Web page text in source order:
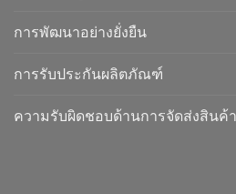
การพัฒนาอย่างยั่งยืน
การรับประกันผลิตภัณฑ์
ความรับผิดชอบด้านการจัดส่งสินค้า